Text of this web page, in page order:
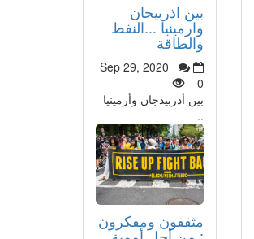
بين اذربيجان
وارمينيا ...النفط
والطاقة
Sep 29, 2020
0
بين أذربيدجان وأرمينيا
..
مثقفون ومفكرون